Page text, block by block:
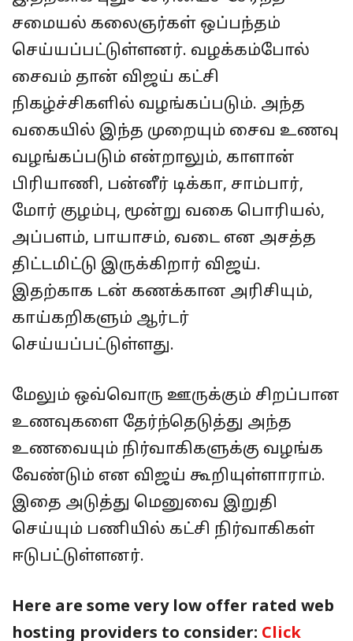
சமையல் கலைஞர்கள் ஒப்பந்தம்
செய்யப்பட்டுள்ளனர். வழக்கம்போல்
சைவம் தான் விஜய் கட்சி
நிகழ்ச்சிகளில் வழங்கப்படும். அந்த
வகையில் இந்த முறையும் சைவ உணவு
வழங்கப்படும் என்றாலும், காளான்
பிரியாணி, பன்னீர் டிக்கா, சாம்பார்,
மோர் குழம்பு, மூன்று வகை பொரியல்,
அப்பளம், பாயாசம், வடை என அசத்த
திட்டமிட்டு இருக்கிறார் விஜய்.
இதற்காக டன் கணக்கான அரிசியும்,
காய்கறிகளும் ஆர்டர்
செய்யப்பட்டுள்ளது.
மேலும் ஒவ்வொரு ஊருக்கும் சிறப்பான
உணவுகளை தேர்ந்தெடுத்து அந்த
உணவையும் நிர்வாகிகளுக்கு வழங்க
வேண்டும் என விஜய் கூறியுள்ளாராம்.
இதை அடுத்து மெனுவை இறுதி
செய்யும் பணியில் கட்சி நிர்வாகிகள்
ஈடுபட்டுள்ளனர்.
Here are some very low offer rated web
hosting providers to consider: Click